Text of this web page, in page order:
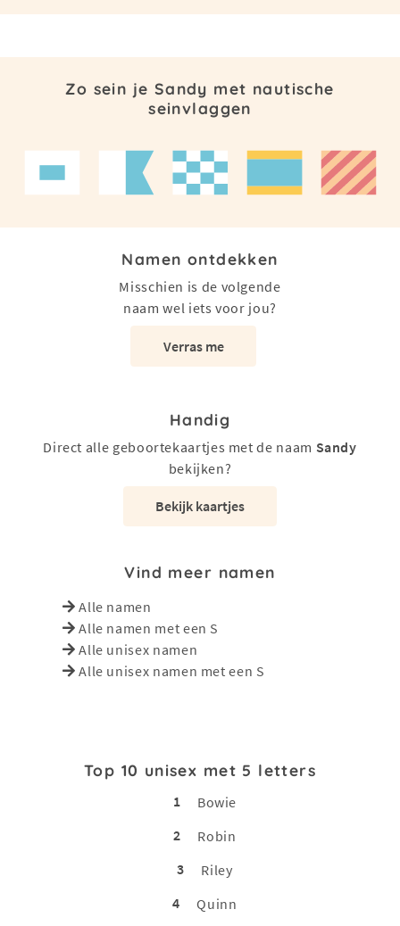
Zo sein je Sandy met nautische
seinvlaggen
Namen ontdekken
Misschien is de volgende
naam wel iets voor jou?
Verras me
Handig
Direct alle geboortekaartjes met de naam Sandy
bekijken?
Bekijk kaartjes
Vind meer namen
Alle namen
Alle namen met een S
Alle unisex namen
Alle unisex namen met een S
Top 10 unisex met 5 letters
1
Bowie
2
Robin
3
Riley
4
Quinn